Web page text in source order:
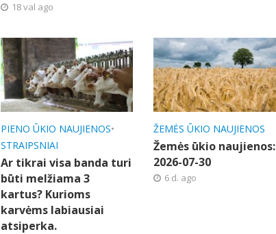
18 val ago
PIENO ŪKIO NAUJIENOS•
STRAIPSNIAI
Ar tikrai visa banda turi
būti melžiama 3
kartus? Kurioms
karvėms labiausiai
atsiperka.
ŽEMĖS ŪKIO NAUJIENOS
Žemės ūkio naujienos:
2026-07-30
6 d. ago